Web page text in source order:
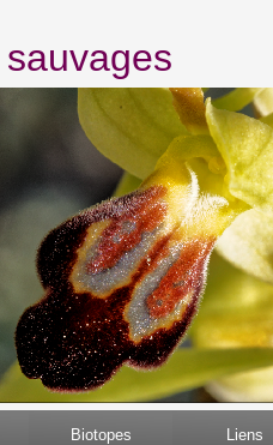
Biotopes Liens